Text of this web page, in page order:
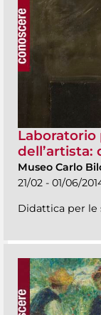
Laboratorio
Museo Carlo
21/02 - 01/06/
Didattica per le